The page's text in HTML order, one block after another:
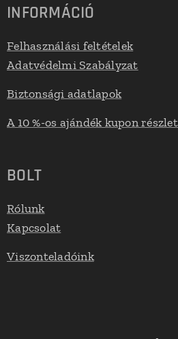
INFORMÁCIÓ
Felhasználási feltételek
Adatvédelmi Szabályzat
Biztonsági adatlapok
A 10 %-os ajándék kupon
BOLT
Rólunk
Kapcsolat
Viszonteladóink